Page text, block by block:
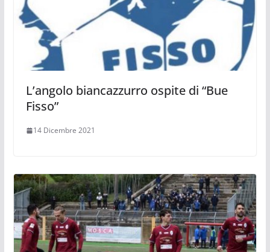
L’angolo biancazzurro ospite di “Bue
Fisso”
14 Dicembre 2021